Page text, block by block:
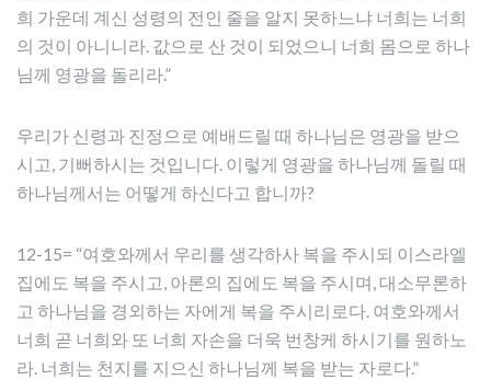
희 가운데 계신 성령의 전인 줄을 알지 못하느냐 너희는 너희
의 것이 아니니라. 값으로 산 것이 되었으니 너희 몸으로 하나
님께 영광을 돌리라.”
우리가 신령과 진정으로 예배드릴 때 하나님은 영광을 받으
시고, 기뻐하시는 것입니다. 이렇게 영광을 하나님께 돌릴 때
하나님께서는 어떻게 하신다고 합니까?
12-15= “여호와께서 우리를 생각하사 복을 주시되 이스라엘
집에도 복을 주시고, 아론의 집에도 복을 주시며, 대소무론하
고 하나님을 경외하는 자에게 복을 주시리로다. 여호와께서
너희 곧 너희와 또 너희 자손을 더욱 번창케 하시기를 원하노
라. 너희는 천지를 지으신 하나님께 복을 받는 자로다.”